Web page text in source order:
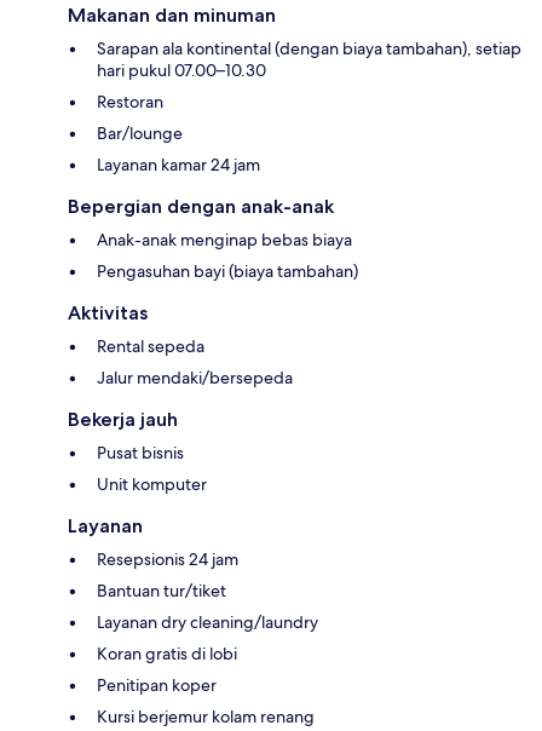
Makanan dan minuman
Sarapan ala kontinental (dengan biaya tambahan), setiap
hari pukul 07.00–10.30
Restoran
Bar/lounge
Layanan kamar 24 jam
Bepergian dengan anak-anak
Anak-anak menginap bebas biaya
Pengasuhan bayi (biaya tambahan)
Aktivitas
Rental sepeda
Jalur mendaki/bersepeda
Bekerja jauh
Pusat bisnis
Unit komputer
Layanan
Resepsionis 24 jam
Bantuan tur/tiket
Layanan dry cleaning/laundry
Koran gratis di lobi
Penitipan koper
Kursi berjemur kolam renang